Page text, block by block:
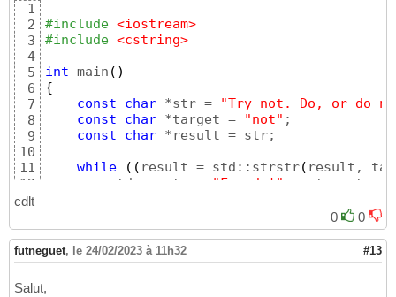
1
2
3
4
5
6
7
8
9
10
11
12
13
15
16
17
18
#include <iostream>
#include <cstring>
int main ( )
{
const
char *str =
"Try not. Do, or do
const
char *target = "not" ;
const
char *result = str;
while
( ( result = std::strstr( result,
        std::cout <<
"Found '"
<< target
// Increment result, otherwise
        ++result;
}
cdlt
0
0
futneguet, le 24/02/2023 à 11h32 #13
Salut,